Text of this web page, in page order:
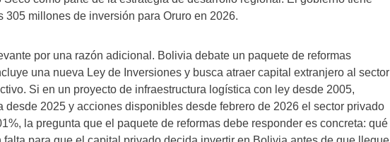
305 millones de inversión para Oruro en 2026.
por una razón adicional. Bolivia debate un paquete de reformas
una nueva Ley de Inversiones y busca atraer capital extranjero al sector
Si en un proyecto de infraestructura logística con ley desde 2005,
desde 2025 y acciones disponibles desde febrero de 2026 el sector privado
la pregunta que el paquete de reformas debe responder es concreta: qué